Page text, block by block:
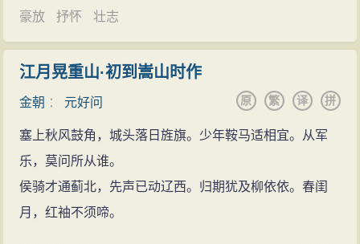
的，而且是史诗；他更是精于史学，在作为一个文人的
同时对《金史》的修著做出了不可磨灭的贡献。金朝，
是我国古代少数民族女真族建立的以文治斐然著称于史
的王朝。而元好问所处的时代，是元灭金，北方各少数
当金如败亡前夕，他就向当政者建议用女真文小字
写一部金史，但未能如愿，他就私下编撰了一部《壬辰
杂编》。金灭亡后，他抱着“国亡史兴，己所当任”的爱国
信念，决心以自己一人之力修一部金史，并为此付出了
艰苦的努力和沉重的代价。他拒不应聘作蒙古国的官，
以表明自己的遗民身份和对故国的忠忱。但为了写金
史，又不得不与出仕蒙古国的中上层官员相周旋，以便
第，因科场纠纷，被诬为“元氏党人”，便愤然不就选任。
人的贡举，以考试优异得中科举。这次宏词科登第后，
元好问才正式就选，被任为权国史院编修，留官汴京，
金哀宗正大二年（1225年），三十六岁的元好问因
不满冷官生活请长假回到了登封，期间撰写了一部重要
著作《杜诗学》，内容包括杜甫的传志、年谱和唐朝以
来评论杜诗的言论。
豪放 抒怀 壮志
江月晃重山·初到嵩山时作
金朝 ： 元好问 拼
译
繁
原
塞上秋风鼓角，城头落日旌旗。少年鞍马适相宜。从军
乐，莫问所从谁。
侯骑才通蓟北，先声已动辽西。归期犹及柳依依。春闺
月，红袖不须啼。